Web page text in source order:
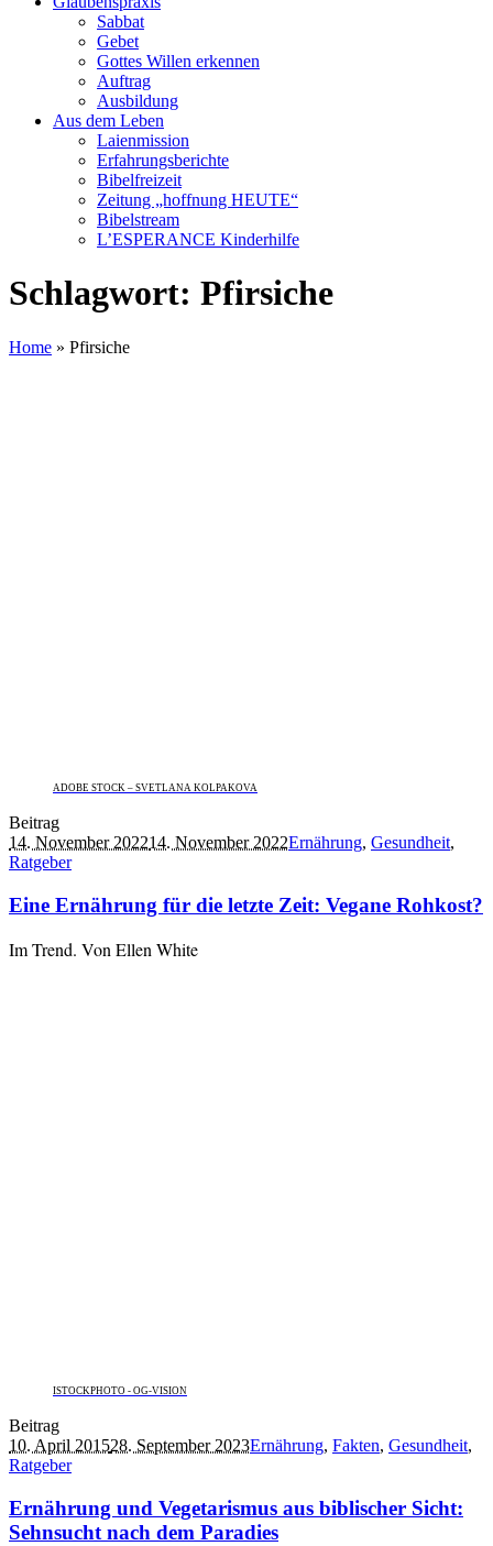
Sabbat
Gebet
Gottes Willen erkennen
Auftrag
Ausbildung
Aus dem Leben
Laienmission
Erfahrungsberichte
Bibelfreizeit
Zeitung „hoffnung HEUTE“
Bibelstream
L’ESPERANCE Kinderhilfe
Schlagwort: Pfirsiche
Home » Pfirsiche
ADOBE STOCK – SVETLANA KOLPAKOVA
Beitrag
14. November 202214. November 2022Ernährung, Gesundheit,
Ratgeber
Eine Ernährung für die letzte Zeit: Vegane Rohkost?
Im Trend. Von Ellen White
ISTOCKPHOTO - OG-VISION
Beitrag
10. April 201528. September 2023Ernährung, Fakten, Gesundheit,
Ratgeber
Ernährung und Vegetarismus aus biblischer Sicht:
Sehnsucht nach dem Paradies